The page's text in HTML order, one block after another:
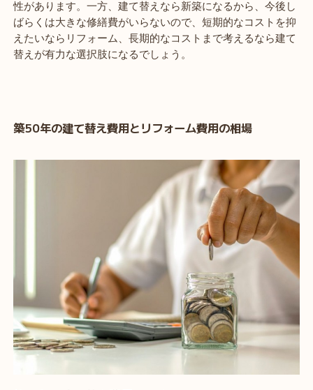
性があります。一方、建て替えなら新築になるから、今後し
ばらくは大きな修繕費がいらないので、短期的なコストを抑
えたいならリフォーム、長期的なコストまで考えるなら建て
替えが有力な選択肢になるでしょう。
築50年の建て替え費用とリフォーム費用の相場